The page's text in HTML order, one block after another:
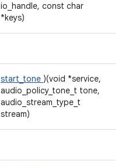
io_handle, const char
*keys)
start_tone )(void *service,
audio_policy_tone_t tone,
audio_stream_type_t
stream)